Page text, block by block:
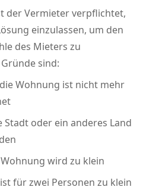
der Vermieter verpflichtet,
einzulassen, um den
des Mieters zu
sind:
Wohnung ist nicht mehr
Stadt oder ein anderes Land
wird zu klein
für zwei Personen zu klein